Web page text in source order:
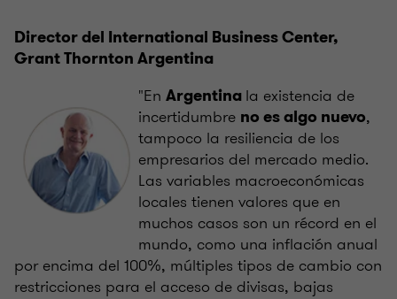
Director del International Business Center,
Grant Thornton Argentina
"En Argentina la existencia de
incertidumbre no es algo nuevo,
tampoco la resiliencia de los
empresarios del mercado medio.
Las variables macroeconómicas
locales tienen valores que en
muchos casos son un récord en el
mundo, como una inflación anual
por encima del 100%, múltiples tipos de cambio con
restricciones para el acceso de divisas, bajas